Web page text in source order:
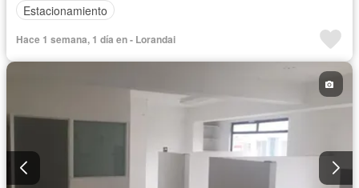
Estacionamiento
Hace 1 semana, 1 día en - Lorandai